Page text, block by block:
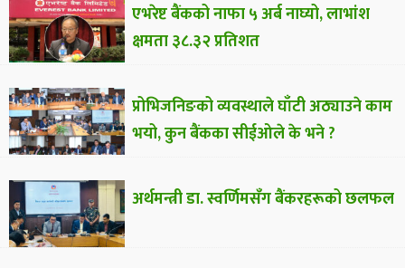
एभरेष्ट बैंकको नाफा ५ अर्ब नाघ्यो, लाभांश
क्षमता ३८.३२ प्रतिशत
प्रोभिजनिङको व्यवस्थाले घाँटी अठ्याउने काम
भयो, कुन बैंकका सीईओले के भने ?
अर्थमन्त्री डा. स्वर्णिमसँग बैंकरहरूको छलफल